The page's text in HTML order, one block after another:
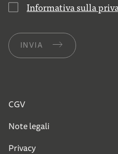
Informativa sulla
INVIA
CGV
Note legali
Privacy